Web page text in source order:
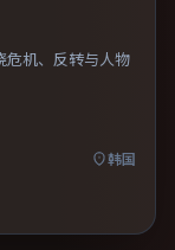
危机、反转与人物
韩国